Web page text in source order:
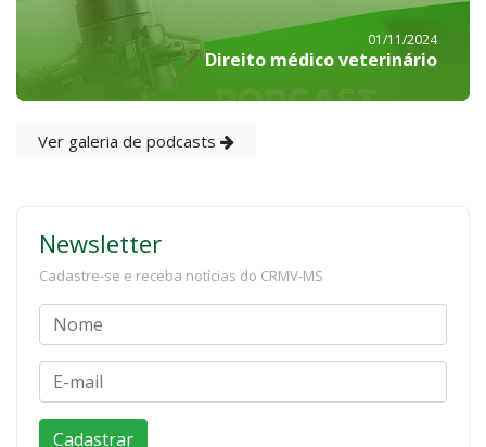
01/11/2024
Direito médico veterinário
Ver galeria de podcasts
Newsletter
Cadastre-se e receba notícias do CRMV-MS